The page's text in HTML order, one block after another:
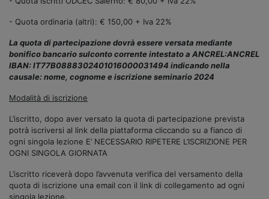
- Quota ordinaria (altri): € 150,00 + Iva 22%
La quota di partecipazione dovrà essere versata mediante
bonifico bancario sulconto corrente intestato a ANCREL:ANCREL
IBAN: IT77B0888302401016000031494 indicando nella
causale: nome, cognome e iscrizione seminario 2024
Modalità di iscrizione
L’iscritto, dopo aver versato la quota di partecipazione prevista
potrà iscriversi al link della piattaforma cliccando su a fianco di
ogni singola lezione E’ NECESSARIO RIPETERE L’ISCRIZIONE PER
OGNI SINGOLA GIORNATA
L’iscritto riceverà dopo l’avvenuta verifica del versamento della
quota di iscrizione una email con il link di collegamento ad ogni
singola lezione.